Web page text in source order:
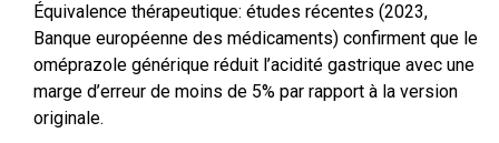
Équivalence thérapeutique: études récentes (2023,
Banque européenne des médicaments) confirment que le
oméprazole générique réduit l’acidité gastrique avec une
marge d’erreur de moins de 5% par rapport à la version
originale.